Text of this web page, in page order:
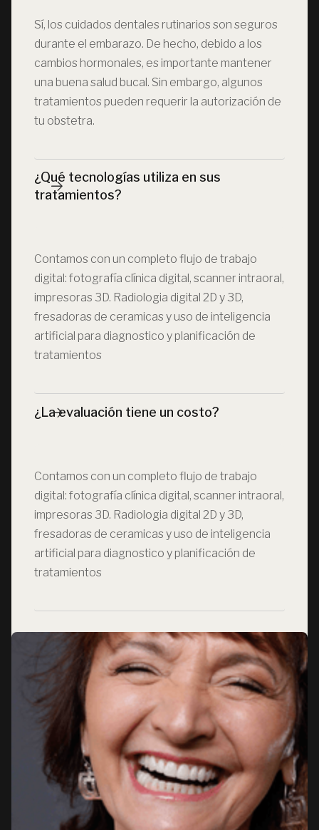
Sí, los cuidados dentales rutinarios son seguros
durante el embarazo. De hecho, debido a los
cambios hormonales, es importante mantener
una buena salud bucal. Sin embargo, algunos
tratamientos pueden requerir la autorización de
tu obstetra.
¿Qué tecnologías utiliza en sus
tratamientos?
Contamos con un completo flujo de trabajo
digital: fotografía clínica digital, scanner intraoral,
impresoras 3D. Radiologia digital 2D y 3D,
fresadoras de ceramicas y uso de inteligencia
artificial para diagnostico y planificación de
tratamientos
¿La evaluación tiene un costo?
Contamos con un completo flujo de trabajo
digital: fotografía clínica digital, scanner intraoral,
impresoras 3D. Radiologia digital 2D y 3D,
fresadoras de ceramicas y uso de inteligencia
artificial para diagnostico y planificación de
tratamientos